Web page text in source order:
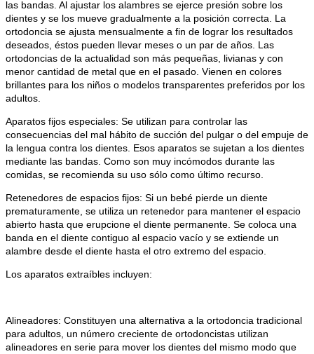
las bandas. Al ajustar los alambres se ejerce presión sobre los
dientes y se los mueve gradualmente a la posición correcta. La
ortodoncia se ajusta mensualmente a fin de lograr los resultados
deseados, éstos pueden llevar meses o un par de años. Las
ortodoncias de la actualidad son más pequeñas, livianas y con
menor cantidad de metal que en el pasado. Vienen en colores
brillantes para los niños o modelos transparentes preferidos por los
adultos.
Aparatos fijos especiales: Se utilizan para controlar las
consecuencias del mal hábito de succión del pulgar o del empuje de
la lengua contra los dientes. Esos aparatos se sujetan a los dientes
mediante las bandas. Como son muy incómodos durante las
comidas, se recomienda su uso sólo como último recurso.
Retenedores de espacios fijos: Si un bebé pierde un diente
prematuramente, se utiliza un retenedor para mantener el espacio
abierto hasta que erupcione el diente permanente. Se coloca una
banda en el diente contiguo al espacio vacío y se extiende un
alambre desde el diente hasta el otro extremo del espacio.
Los aparatos extraíbles incluyen:
Alineadores: Constituyen una alternativa a la ortodoncia tradicional
para adultos, un número creciente de ortodoncistas utilizan
alineadores en serie para mover los dientes del mismo modo que